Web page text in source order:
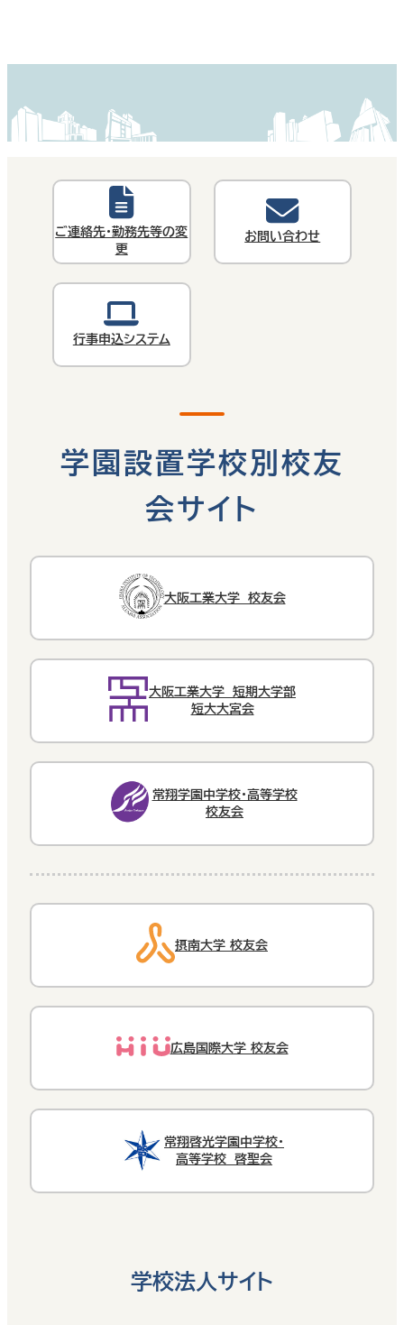
ご連絡先・勤務先等の変
更
お問い合わせ
行事申込システム
学園設置学校別校友
会サイト
大阪工業大学 校友会
大阪工業大学 短期大学部
短大大宮会
常翔学園中学校・高等学校
校友会
摂南大学 校友会
広島国際大学 校友会
常翔啓光学園中学校・
高等学校 啓聖会
学校法人サイト